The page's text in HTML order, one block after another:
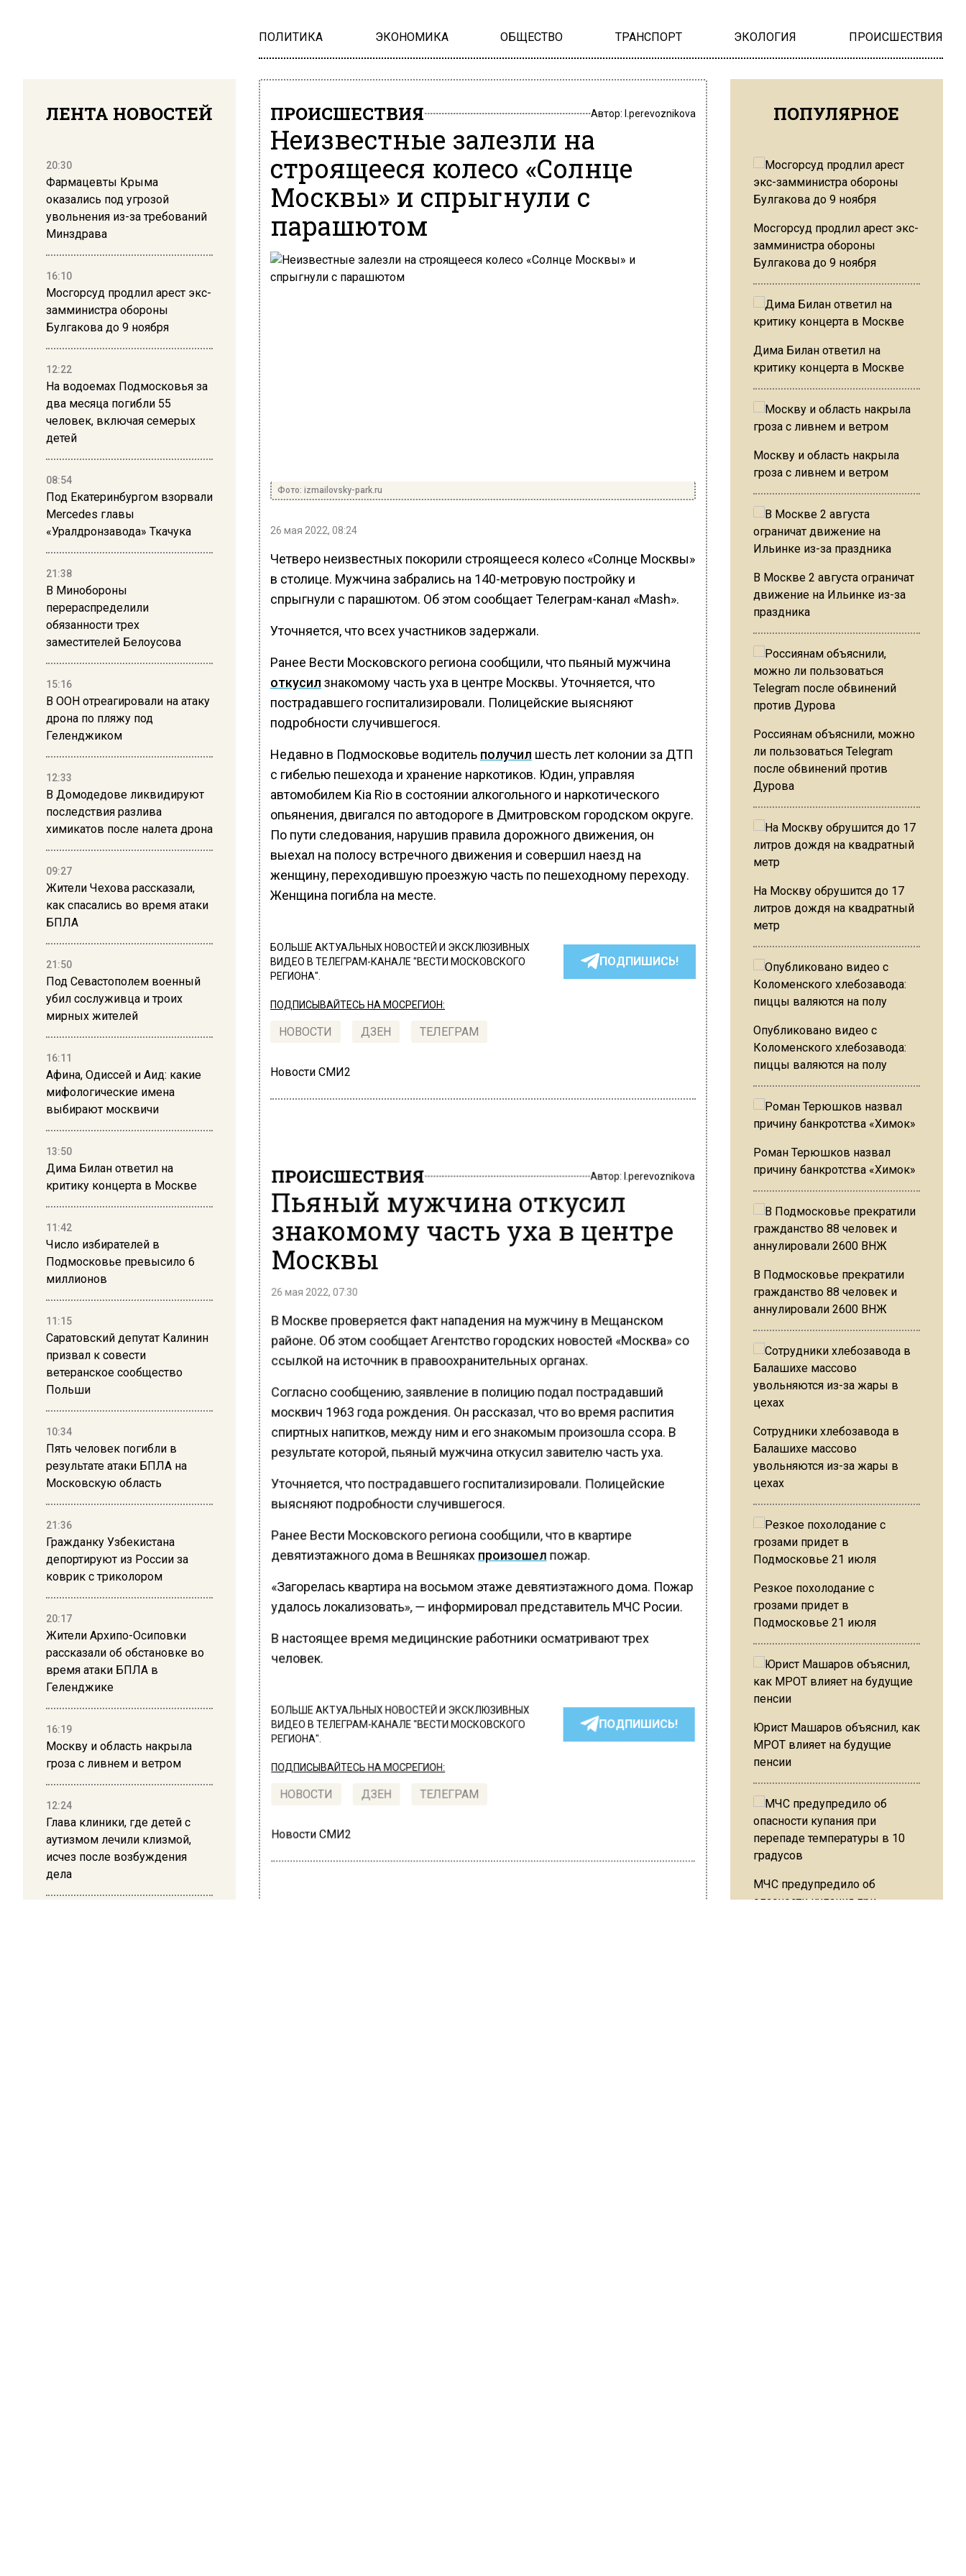
ПОЛИТИКА ЭКОНОМИКА ОБЩЕСТВО ТРАНСПОРТ ЭКОЛОГИЯ ПРОИСШЕСТВИЯ
ЛЕНТА НОВОСТЕЙ
20:30
Фармацевты Крыма
оказались под угрозой
увольнения из-за требований
Минздрава
16:10
Мосгорсуд продлил арест экс-
замминистра обороны
Булгакова до 9 ноября
12:22
На водоемах Подмосковья за
два месяца погибли 55
человек, включая семерых
детей
08:54
Под Екатеринбургом взорвали
Mercedes главы
«Уралдронзавода» Ткачука
21:38
В Минобороны
перераспределили
обязанности трех
заместителей Белоусова
15:16
В ООН отреагировали на атаку
дрона по пляжу под
Геленджиком
12:33
В Домодедове ликвидируют
последствия разлива
химикатов после налета дрона
09:27
Жители Чехова рассказали,
как спасались во время атаки
БПЛА
21:50
Под Севастополем военный
убил сослуживца и троих
мирных жителей
16:11
Афина, Одиссей и Аид: какие
мифологические имена
выбирают москвичи
13:50
Дима Билан ответил на
критику концерта в Москве
11:42
Число избирателей в
Подмосковье превысило 6
миллионов
11:15
Саратовский депутат Калинин
призвал к совести
ветеранское сообщество
Польши
10:34
Пять человек погибли в
результате атаки БПЛА на
Московскую область
21:36
Гражданку Узбекистана
депортируют из России за
коврик с триколором
20:17
Жители Архипо-Осиповки
рассказали об обстановке во
время атаки БПЛА в
Геленджике
16:19
Москву и область накрыла
гроза с ливнем и ветром
12:24
Глава клиники, где детей с
аутизмом лечили клизмой,
исчез после возбуждения
дела
ПРОИСШЕСТВИЯ Автор: l.perevoznikova
Неизвестные залезли на
строящееся колесо «Солнце
Москвы» и спрыгнули с
парашютом
Фото: izmailovsky-park.ru
26 мая 2022, 08:24
Четверо неизвестных покорили строящееся колесо «Солнце Москвы»
в столице. Мужчина забрались на 140-метровую постройку и
спрыгнули с парашютом. Об этом сообщает Телеграм-канал «Mash».
Уточняется, что всех участников задержали.
Ранее Вести Московского региона сообщили, что пьяный мужчина
откусил знакомому часть уха в центре Москвы. Уточняется, что
пострадавшего госпитализировали. Полицейские выясняют
подробности случившегося.
Недавно в Подмосковье водитель получил шесть лет колонии за ДТП
с гибелью пешехода и хранение наркотиков. Юдин, управляя
автомобилем Kia Rio в состоянии алкогольного и наркотического
опьянения, двигался по автодороге в Дмитровском городском округе.
По пути следования, нарушив правила дорожного движения, он
выехал на полосу встречного движения и совершил наезд на
женщину, переходившую проезжую часть по пешеходному переходу.
Женщина погибла на месте.
БОЛЬШЕ АКТУАЛЬНЫХ НОВОСТЕЙ И ЭКСКЛЮЗИВНЫХ
ВИДЕО В ТЕЛЕГРАМ-КАНАЛЕ "ВЕСТИ МОСКОВСКОГО
РЕГИОНА".
ПОДПИШИСЬ!
ПОДПИСЫВАЙТЕСЬ НА МОСРЕГИОН:
НОВОСТИ ДЗЕН ТЕЛЕГРАМ
Новости СМИ2
ПРОИСШЕСТВИЯ Автор:l.perevoznikova
Пьяный мужчина откусил
знакомому часть уха в центре
Москвы
26 мая 2022, 07:30
В Москве проверяется факт нападения на мужчину в Мещанском
районе. Об этом сообщает Агентство городских новостей «Москва» со
ссылкой на источник в правоохранительных органах.
Согласно сообщению, заявление в полицию подал пострадавший
москвич 1963 года рождения. Он рассказал, что во время распития
спиртных напитков, между ним и его знакомым произошла ссора. В
результате которой, пьяный мужчина откусил завителю часть уха.
Уточняется, что пострадавшего госпитализировали. Полицейские
выясняют подробности случившегося.
Ранее Вести Московского региона сообщили, что в квартире
девятиэтажного дома в Вешняках произошел пожар.
«Загорелась квартира на восьмом этаже девятиэтажного дома. Пожар
удалось локализовать», — информировал представитель МЧС Росии.
В настоящее время медицинские работники осматривают трех
человек.
БОЛЬШЕ АКТУАЛЬНЫХ НОВОСТЕЙ И ЭКСКЛЮЗИВНЫХ
ВИДЕО В ТЕЛЕГРАМ-КАНАЛЕ "ВЕСТИ МОСКОВСКОГО
РЕГИОНА".
ПОДПИШИСЬ!
ПОДПИСЫВАЙТЕСЬ НА МОСРЕГИОН:
НОВОСТИ ДЗЕН ТЕЛЕГРАМ
Новости СМИ2
ПОПУЛЯРНОЕ
Мосгорсуд продлил арест экс-
замминистра обороны
Булгакова до 9 ноября
Дима Билан ответил на
критику концерта в Москве
Москву и область накрыла
гроза с ливнем и ветром
В Москве 2 августа ограничат
движение на Ильинке из-за
праздника
Россиянам объяснили, можно
ли пользоваться Telegram
после обвинений против
Дурова
На Москву обрушится до 17
литров дождя на квадратный
метр
Опубликовано видео с
Коломенского хлебозавода:
пиццы валяются на полу
Роман Терюшков назвал
причину банкротства «Химок»
В Подмосковье прекратили
гражданство 88 человек и
аннулировали 2600 ВНЖ
Сотрудники хлебозавода в
Балашихе массово
увольняются из-за жары в
цехах
Резкое похолодание с
грозами придет в
Подмосковье 21 июля
Юрист Машаров объяснил, как
МРОТ влияет на будущие
пенсии
МЧС предупредило об
опасности купания при